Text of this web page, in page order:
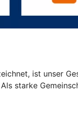
ist unser
starke